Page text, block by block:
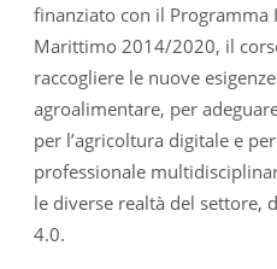
finanziato con il Programma
Marittimo 2014/2020, il
raccogliere le nuove
agroalimentare, per
per l’agricoltura digitale e
professionale
le diverse realtà del settore,
4.0.